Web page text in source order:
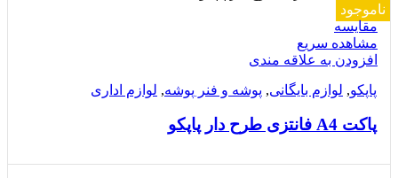
ناموجود
مقایسه
مشاهده سریع
افزودن به علاقه مندی
پاپکو, لوازم بایگانی, پوشه و فنر پوشه, لوازم اداری
پاکت A4 فانتزی طرح دار پاپکو